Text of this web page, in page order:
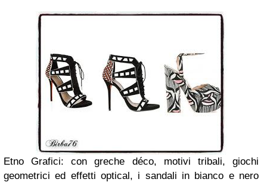
Etno Grafici: con greche déco, motivi tribali, giochi
geometrici ed effetti optical, i sandali in bianco e nero